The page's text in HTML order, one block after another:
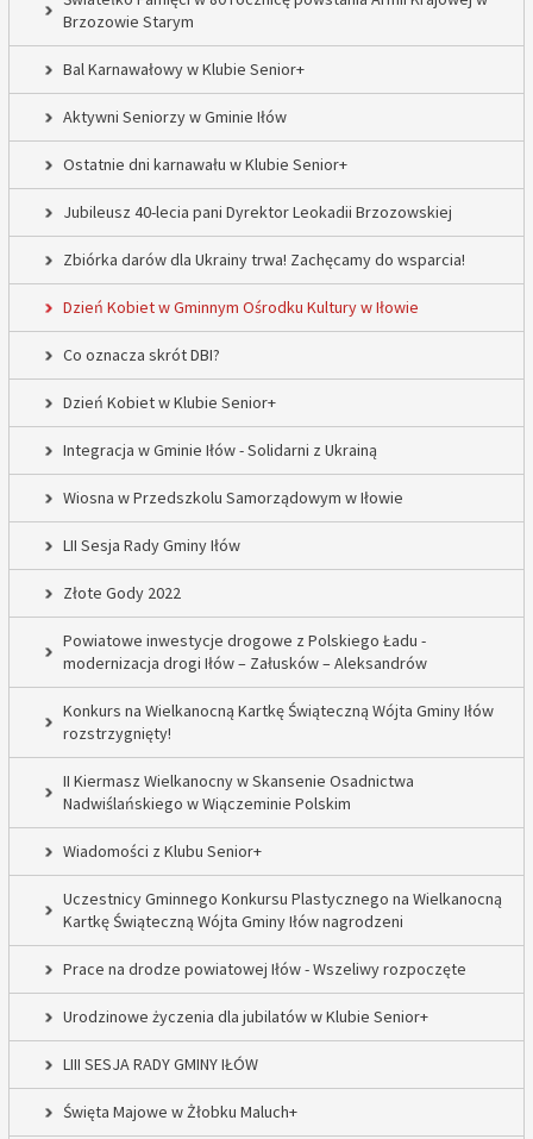
Brzozowie Starym
Bal Karnawałowy w Klubie Senior+
Aktywni Seniorzy w Gminie Iłów
Ostatnie dni karnawału w Klubie Senior+
Jubileusz 40-lecia pani Dyrektor Leokadii Brzozowskiej
Zbiórka darów dla Ukrainy trwa! Zachęcamy do wsparcia!
Dzień Kobiet w Gminnym Ośrodku Kultury w Iłowie
Co oznacza skrót DBI?
Dzień Kobiet w Klubie Senior+
Integracja w Gminie Iłów - Solidarni z Ukrainą
Wiosna w Przedszkolu Samorządowym w Iłowie
LII Sesja Rady Gminy Iłów
Złote Gody 2022
Powiatowe inwestycje drogowe z Polskiego Ładu -
modernizacja drogi Iłów – Załusków – Aleksandrów
Konkurs na Wielkanocną Kartkę Świąteczną Wójta Gminy Iłów
rozstrzygnięty!
II Kiermasz Wielkanocny w Skansenie Osadnictwa
Nadwiślańskiego w Wiączeminie Polskim
Wiadomości z Klubu Senior+
Uczestnicy Gminnego Konkursu Plastycznego na Wielkanocną
Kartkę Świąteczną Wójta Gminy Iłów nagrodzeni
Prace na drodze powiatowej Iłów - Wszeliwy rozpoczęte
Urodzinowe życzenia dla jubilatów w Klubie Senior+
LIII SESJA RADY GMINY IŁÓW
Święta Majowe w Żłobku Maluch+